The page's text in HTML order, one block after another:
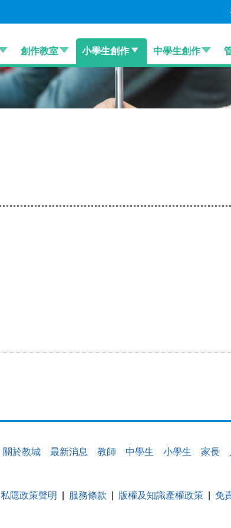
創作教室 小學生創作 中學生創作
關於教城 最新消息 教師 中學生 小學生 家長
私隱政策聲明 服務條款 版權及知識產權政策 免